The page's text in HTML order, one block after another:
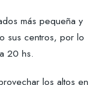
más pequeña y
sus centros, por lo
20 hs.
los altos en